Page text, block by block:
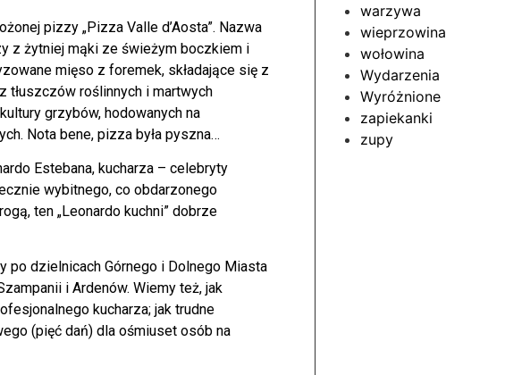
pizzy „Pizza Valle d’Aosta”. Nazwa
z żytniej mąki ze świeżym boczkiem i
mięso z foremek, składające się z
tłuszczów roślinnych i martwych
grzybów, hodowanych na
Nota bene, pizza była pyszna…
Estebana, kucharza – celebryty
wybitnego, co obdarzonego
ten „Leonardo kuchni” dobrze
po dzielnicach Górnego i Dolnego Miasta
i Ardenów. Wiemy też, jak
kucharza; jak trudne
(pięć dań) dla ośmiuset osób na
warzywa
wieprzowina
wołowina
Wydarzenia
Wyróżnione
zapiekanki
zupy